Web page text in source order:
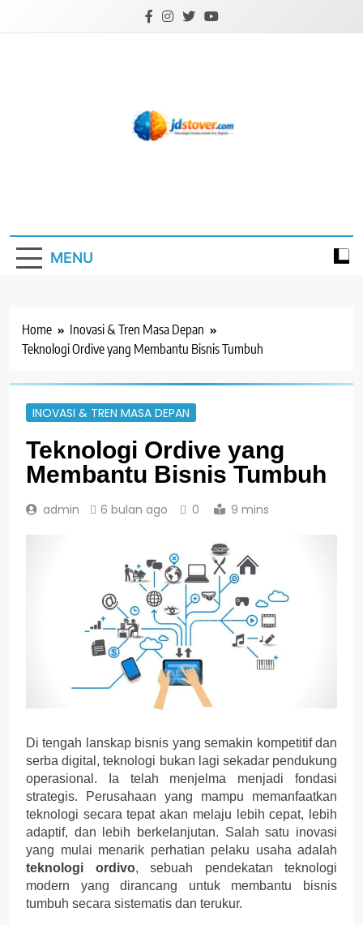
MENU
Home
Inovasi & Tren Masa Depan
Teknologi Ordive yang Membantu Bisnis Tumbuh
INOVASI & TREN MASA DEPAN
Teknologi Ordive yang
Membantu Bisnis Tumbuh
admin 6 bulan ago 0 9 mins
Di tengah lanskap bisnis yang semakin kompetitif dan
serba digital, teknologi bukan lagi sekadar pendukung
operasional. Ia telah menjelma menjadi fondasi
strategis. Perusahaan yang mampu memanfaatkan
teknologi secara tepat akan melaju lebih cepat, lebih
adaptif, dan lebih berkelanjutan. Salah satu inovasi
yang mulai menarik perhatian pelaku usaha adalah
teknologi ordivo, sebuah pendekatan teknologi
modern yang dirancang untuk membantu bisnis
tumbuh secara sistematis dan terukur.